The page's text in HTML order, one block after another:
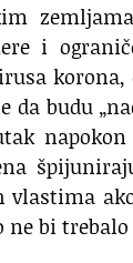
i
da budu
napokon
bi trebalo